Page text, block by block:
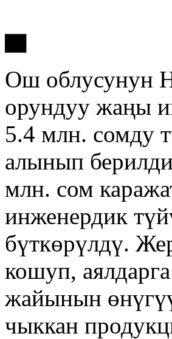
Ош облусунун
орундуу жаңы
5.4 млн. сомду
алынып
млн. сом
инженердик
бүткөрүлдү.
кошуп,
жайынын
чыккан